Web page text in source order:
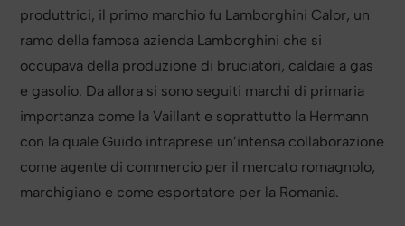
produttrici, il primo marchio fu Lamborghini Calor, un
ramo della famosa azienda Lamborghini che si
occupava della produzione di bruciatori, caldaie a gas
e gasolio. Da allora si sono seguiti marchi di primaria
importanza come la Vaillant e soprattutto la Hermann
con la quale Guido intraprese un’intensa collaborazione
come agente di commercio per il mercato romagnolo,
marchigiano e come esportatore per la Romania.